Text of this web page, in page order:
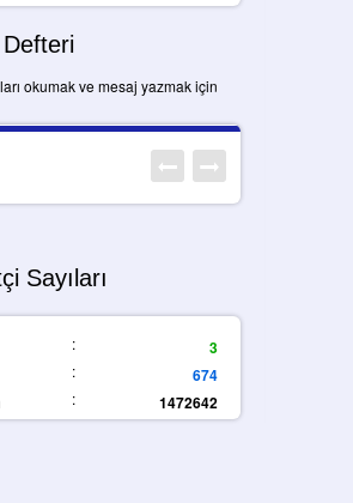
okumak ve mesaj yazmak için
Sayıları
:
3
:
674
: 1472642